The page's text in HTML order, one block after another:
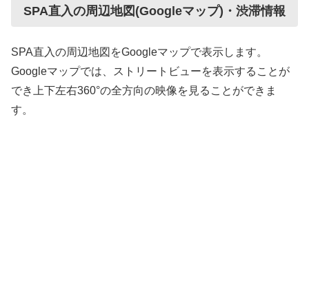
SPA直入の周辺地図(Googleマップ)・渋滞情報
SPA直入の周辺地図をGoogleマップで表示します。
Googleマップでは、ストリートビューを表示することが
でき上下左右360°の全方向の映像を見ることができま
す。